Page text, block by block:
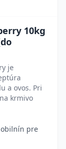
10kg
je
a ovos. Pri
krmivo
obilnín pre